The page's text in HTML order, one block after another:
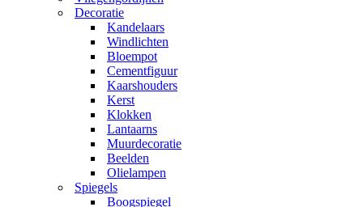
Decoratie
Kandelaars
Windlichten
Bloempot
Cementfiguur
Kaarshouders
Kerst
Klokken
Lantaarns
Muurdecoratie
Beelden
Olielampen
Spiegels
Boogspiegel